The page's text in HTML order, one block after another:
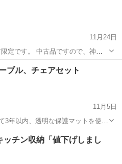
11月24日
定です。 中古品ですので、神経
ニングセット
ブル、チェアセット
11月5日
3年以内、透明な保護マットを使用
っています。 横178✖️縦85
さる方優先でお譲りします。自分
ニングセット ダイニング
ッチン収納「値下げしまし